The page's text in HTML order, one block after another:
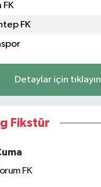
FK
FK
Detaylar için tıklayın
Fikstür
FK